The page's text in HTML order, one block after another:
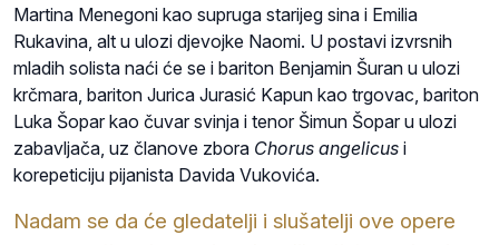
Martina Menegoni kao supruga starijeg sina i Emilia
Rukavina, alt u ulozi djevojke Naomi. U postavi izvrsnih
mladih solista naći će se i bariton Benjamin Šuran u ulozi
krčmara, bariton Jurica Jurasić Kapun kao trgovac, bariton
Luka Šopar kao čuvar svinja i tenor Šimun Šopar u ulozi
zabavljača, uz članove zbora Chorus angelicus i
korepeticiju pijanista Davida Vukovića.
Nadam se da će gledatelji i slušatelji ove opere